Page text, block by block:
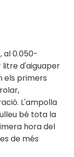
al 0.050-
litre d'aiguaper
els primers
L'ampolla
bé tota la
hora del
de més